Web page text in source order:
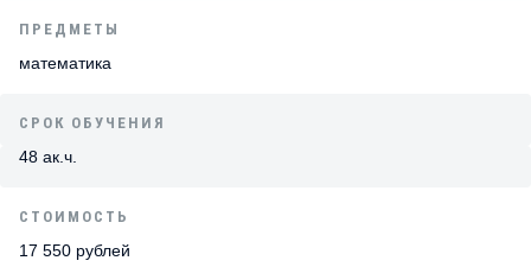
ПРЕДМЕТЫ
математика
СРОК ОБУЧЕНИЯ
48 ак.ч.
СТОИМОСТЬ
17 550 рублей